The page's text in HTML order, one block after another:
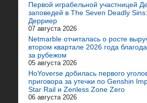
Первой играбельной участницей
заповедей в The Seven Deadly
Дерриер
07 августа 2026
Netmarble отчиталась о росте
втором квартале 2026 года
за рубежом
05 августа 2026
HoYoverse добилась первого
приговора за утечки по Genshin
Star Rail и Zenless Zone Zero
06 августа 2026